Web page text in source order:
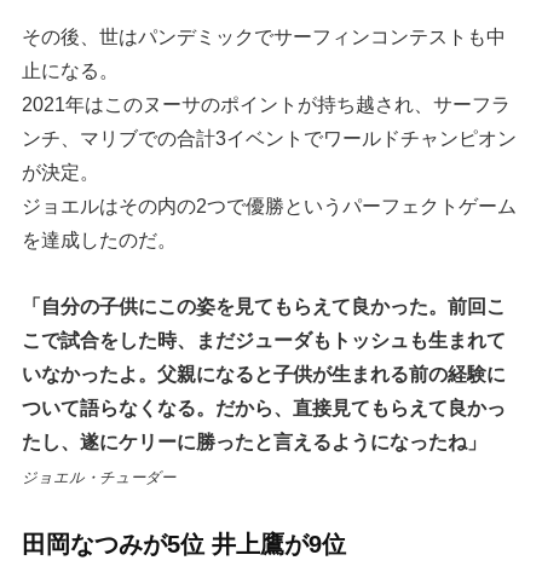
その後、世はパンデミックでサーフィンコンテストも中
止になる。
2021年はこのヌーサのポイントが持ち越され、サーフラ
ンチ、マリブでの合計3イベントでワールドチャンピオン
が決定。
ジョエルはその内の2つで優勝というパーフェクトゲーム
を達成したのだ。
「自分の子供にこの姿を見てもらえて良かった。前回こ
こで試合をした時、まだジューダもトッシュも生まれて
いなかったよ。父親になると子供が生まれる前の経験に
ついて語らなくなる。だから、直接見てもらえて良かっ
たし、遂にケリーに勝ったと言えるようになったね」
ジョエル・チューダー
田岡なつみが5位 井上鷹が9位